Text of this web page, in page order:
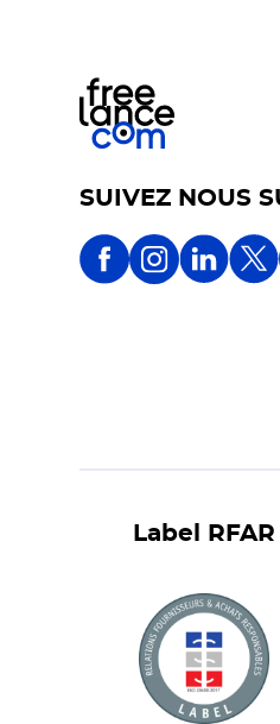
SUIVEZ NOUS
Label RFAR